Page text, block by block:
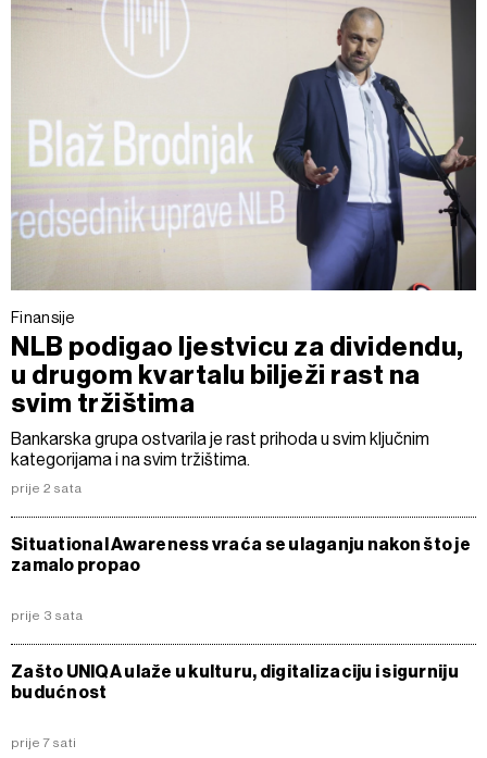
Finansije
NLB podigao ljestvicu za dividendu,
u drugom kvartalu bilježi rast na
svim tržištima
Bankarska grupa ostvarila je rast prihoda u svim ključnim
kategorijama i na svim tržištima.
prije 2 sata
Situational Awareness vraća se ulaganju nakon što je
zamalo propao
prije 3 sata
Zašto UNIQA ulaže u kulturu, digitalizaciju i sigurniju
budućnost
prije 7 sati